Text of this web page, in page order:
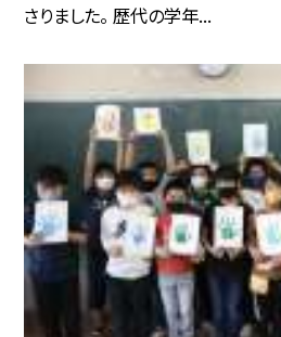
さりました。 歴代の学年...